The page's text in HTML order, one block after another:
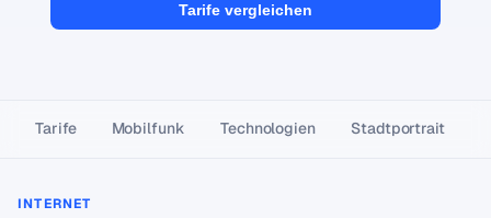
Tarife vergleichen
Tarife Mobilfunk Technologien Stadtportrait
INTERNET